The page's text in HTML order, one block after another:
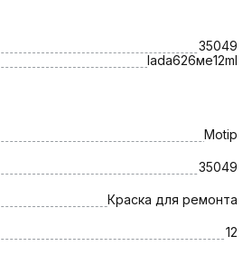
35049
lada626ме12ml
Motip
35049
Краска для ремонта
12